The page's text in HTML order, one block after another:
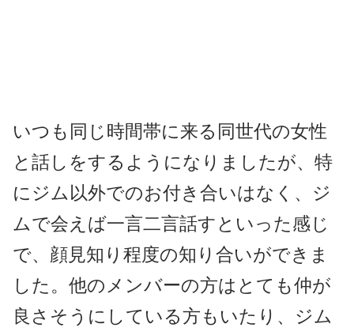
いつも同じ時間帯に来る同世代の女性
と話しをするようになりましたが、特
にジム以外でのお付き合いはなく、ジ
ムで会えば一言二言話すといった感じ
で、顔見知り程度の知り合いができま
した。他のメンバーの方はとても仲が
良さそうにしている方もいたり、ジム